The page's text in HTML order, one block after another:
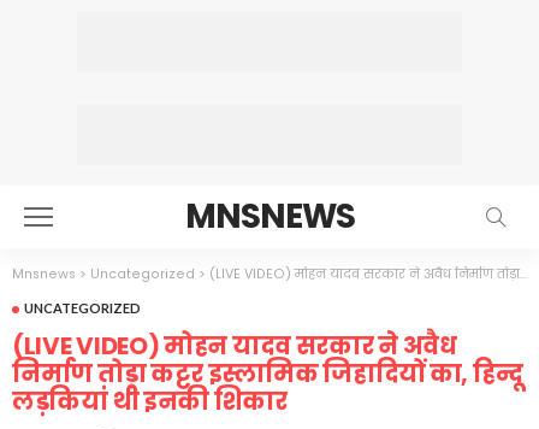
MNSNEWS
Mnsnews > Uncategorized > (LIVE VIDEO) मोहन यादव सरकार ने अवैध निर्माण तोड़ा कट्टर इस्लामिक जिहादियों का, हिन्दू लड़कियां थी इनकी शिकार
UNCATEGORIZED
(LIVE VIDEO) मोहन यादव सरकार ने अवैध
निर्माण तोड़ा कट्टर इस्लामिक जिहादियों का, हिन्दू
लड़कियां थी इनकी शिकार